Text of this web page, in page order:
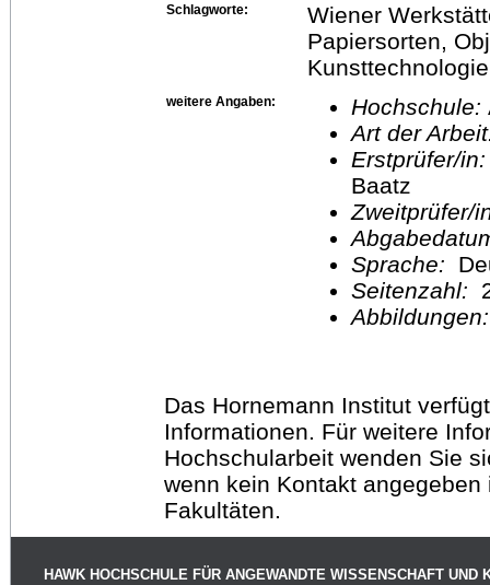
Schlagworte:
Wiener
Papiersorten,
weitere Angaben: Hochschule:
Art der
Erstprüfer/
Baatz
Sprache:
Seitenzahl:
Das Hornemann Institut
Informationen. Für weitere
Hochschularbeit wenden Sie
wenn kein Kontakt
Fakultäten.
HAWK HOCHSCHULE FÜR ANGEWANDTE WISSENSCHAFT UND